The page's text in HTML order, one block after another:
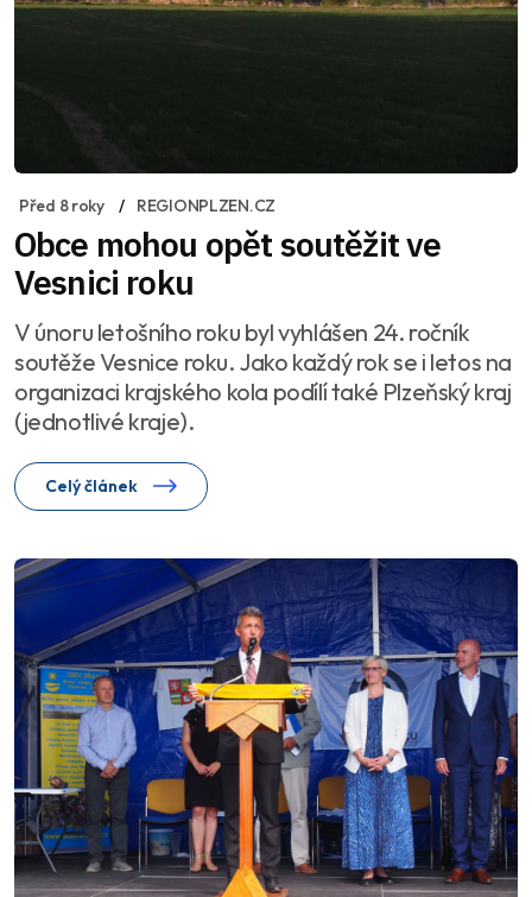
Před 8 roky REGIONPLZEN.CZ
Obce mohou opět soutěžit ve
Vesnici roku
V únoru letošního roku byl vyhlášen 24. ročník
soutěže Vesnice roku. Jako každý rok se i letos na
organizaci krajského kola podílí také Plzeňský kraj
(jednotlivé kraje).
Celý článek